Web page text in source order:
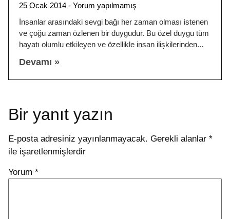
25 Ocak 2014
Yorum yapılmamış
İnsanlar arasındaki sevgi bağı her zaman olması istenen
ve çoğu zaman özlenen bir duygudur. Bu özel duygu tüm
hayatı olumlu etkileyen ve özellikle insan ilişkilerinden
Devamı »
Bir yanıt yazın
E-posta adresiniz yayınlanmayacak. Gerekli alanlar *
ile işaretlenmişlerdir
Yorum *